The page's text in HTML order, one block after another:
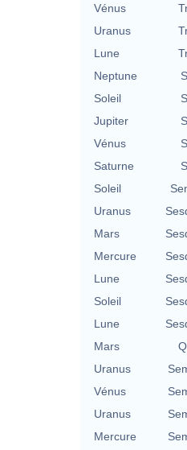
Vénus
Uranus
Lune
Neptune
Soleil
Jupiter
Vénus
Saturne
Soleil
Uranus
Mars
Mercure
Lune
Soleil
Lune
Mars
Uranus
Vénus
Uranus
Mercure